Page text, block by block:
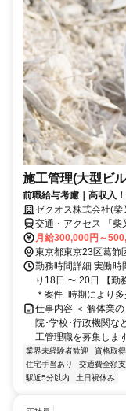
施工管理(大型ビ
前職給与考慮｜高収入
ゼクオス株式会社(柴
交通・アクセス 「
OK
月給300,000円～
東京都東京23区葛飾
勤務時間詳細 実働時
り18日 〜 20日 【勤
＊案件･時期により
仕事内容 ＜ 解体業
院･学校･行政機関な
工管理職を募集しま
業界未経験者歓迎 資格取
住宅手当あり
交通費全額
駅近5分以内
土日祝休み